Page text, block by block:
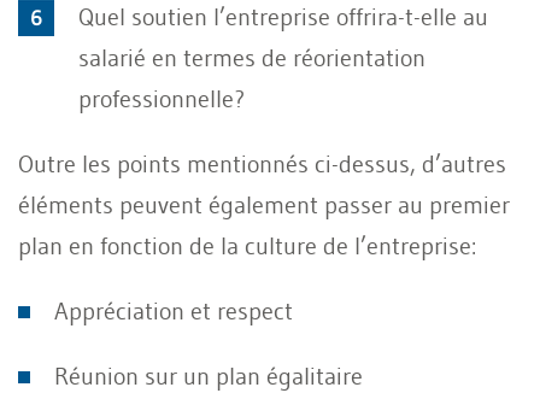
Quel soutien l’entreprise offrira-t-elle au
salarié en termes de réorientation
professionnelle?
Outre les points mentionnés ci-dessus, d’autres
éléments peuvent également passer au premier
plan en fonction de la culture de l’entreprise:
Appréciation et respect
Réunion sur un plan égalitaire